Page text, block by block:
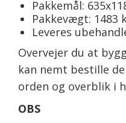
Pakkemål:
Pakkevægt: 1483
Leveres
Overvejer du at
kan nemt bestille
orden og overblik i
OBS